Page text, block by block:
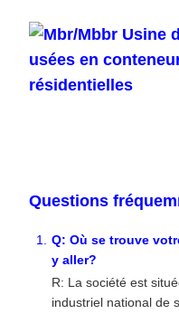
Questions
Q: Où se trouve
y aller?
R: La société est
industriel national de